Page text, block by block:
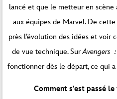
lancé et que le metteur en scène
aux équipes de Marvel. De
près l’évolution des idées et voir
de vue technique. SurAvengers
fonctionner dès le départ, ce qui
Comment s’est passé